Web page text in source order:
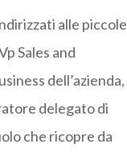
alle piccole
Sales and
dell’azienda,
delegato di
che ricopre da